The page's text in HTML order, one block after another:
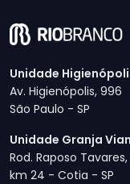
Unidade
Av. Higienópolis, 996
São Paulo - SP
Unidade Granja
Rod. Raposo
km 24 - Cotia - SP